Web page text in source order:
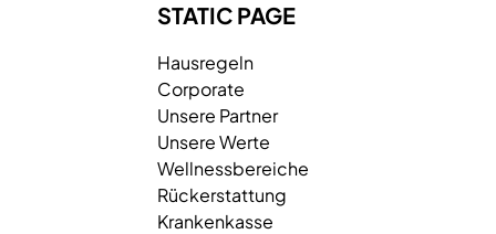
STATIC PAGE
Hausregeln
Corporate
Unsere Partner
Unsere Werte
Wellnessbereiche
Rückerstattung
Krankenkasse